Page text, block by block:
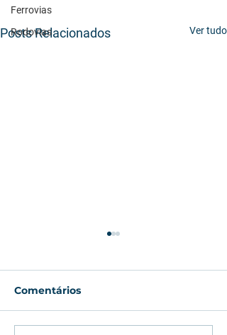
Ferrovias
Rodovias
Posts Relacionados Ver tudo
Comentários